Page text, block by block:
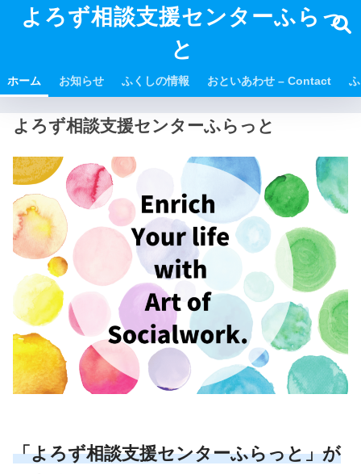
よろず相談支援センターふらっ
と
ホーム お知らせ ふくしの情報 おといあわせ – Contact
よろず相談支援センターふらっと
「よろず相談支援センターふらっと」が